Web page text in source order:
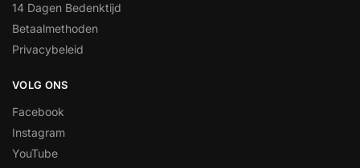
14 Dagen Bedenktijd
Betaalmethoden
Privacybeleid
VOLG ONS
Facebook
Instagram
YouTube